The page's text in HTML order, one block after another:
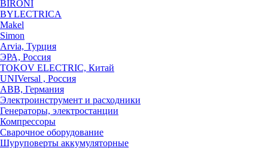
BIRONI
BYLECTRICA
Makel
Simon
Arvia, Турция
ЭРА, Россия
TOKOV ELECTRIC, Китай
UNIVersal , Россия
ABB, Германия
Электроинструмент и расходники
Генераторы, электростанции
Компрессоры
Сварочное оборудование
Шуруповерты аккумуляторные